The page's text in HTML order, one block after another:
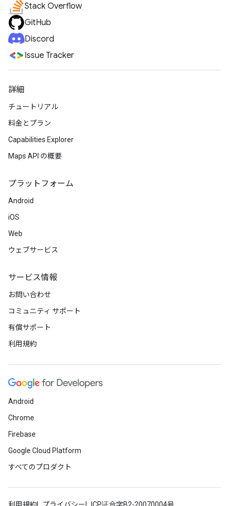
Stack Overflow
GitHub
Discord
Issue Tracker
詳細
チュートリアル
料金とプラン
Capabilities Explorer
Maps API の概要
プラットフォーム
Android
iOS
Web
ウェブサービス
サービス情報
お問い合わせ
コミュニティ サポート
有償サポート
利用規約
Android
Chrome
Firebase
Google Cloud Platform
すべてのプロダクト